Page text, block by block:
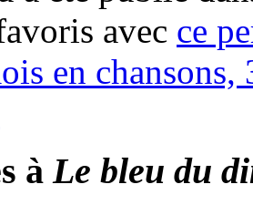
avec ce
en
àLe bleu du